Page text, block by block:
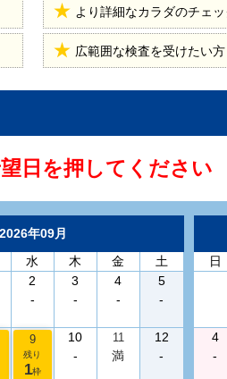
より詳細なカラダのチェ
広範囲な検査を受けたい方
日を押してください
2026年09月
水 木 金
土
2
-
3
-
4
-
5
-
9
残り
1枠
10
-
11
満
12
-
日
4
-